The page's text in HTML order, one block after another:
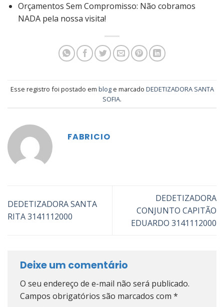
Orçamentos Sem Compromisso: Não cobramos
NADA pela nossa visita!
Esse registro foi postado em bloge marcado DEDETIZADORA SANTA
SOFIA.
FABRICIO
DEDETIZADORA SANTA
RITA 3141112000
DEDETIZADORA
CONJUNTO CAPITÃO
EDUARDO 3141112000
Deixe um comentário
O seu endereço de e-mail não será publicado.
Campos obrigatórios são marcados com *